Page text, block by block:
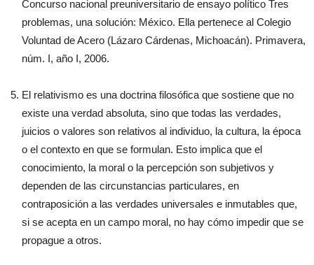
Concurso nacional preuniversitario de ensayo político Tres
problemas, una solución: México. Ella pertenece al Colegio
Voluntad de Acero (Lázaro Cárdenas, Michoacán). Primavera,
núm. I, año I, 2006.
El relativismo es una doctrina filosófica que sostiene que no
existe una verdad absoluta, sino que todas las verdades,
juicios o valores son relativos al individuo, la cultura, la época
o el contexto en que se formulan. Esto implica que el
conocimiento, la moral o la percepción son subjetivos y
dependen de las circunstancias particulares, en
contraposición a las verdades universales e inmutables que,
si se acepta en un campo moral, no hay cómo impedir que se
propague a otros.